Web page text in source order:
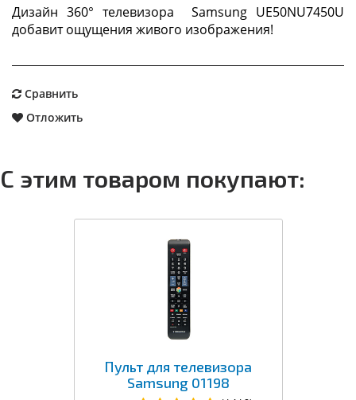
Дизайн 360° телевизора Samsung UE50NU7450U
добавит ощущения живого изображения!
Сравнить
Отложить
С этим товаром покупают:
Пульт для телевизора
Samsung 01198